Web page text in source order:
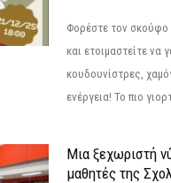
Φορέστε τον σκούφο
και ετοιμαστείτε να
κουδουνίστρες,
ενέργεια! Το πιο
Μια ξεχωριστή
μαθητές της